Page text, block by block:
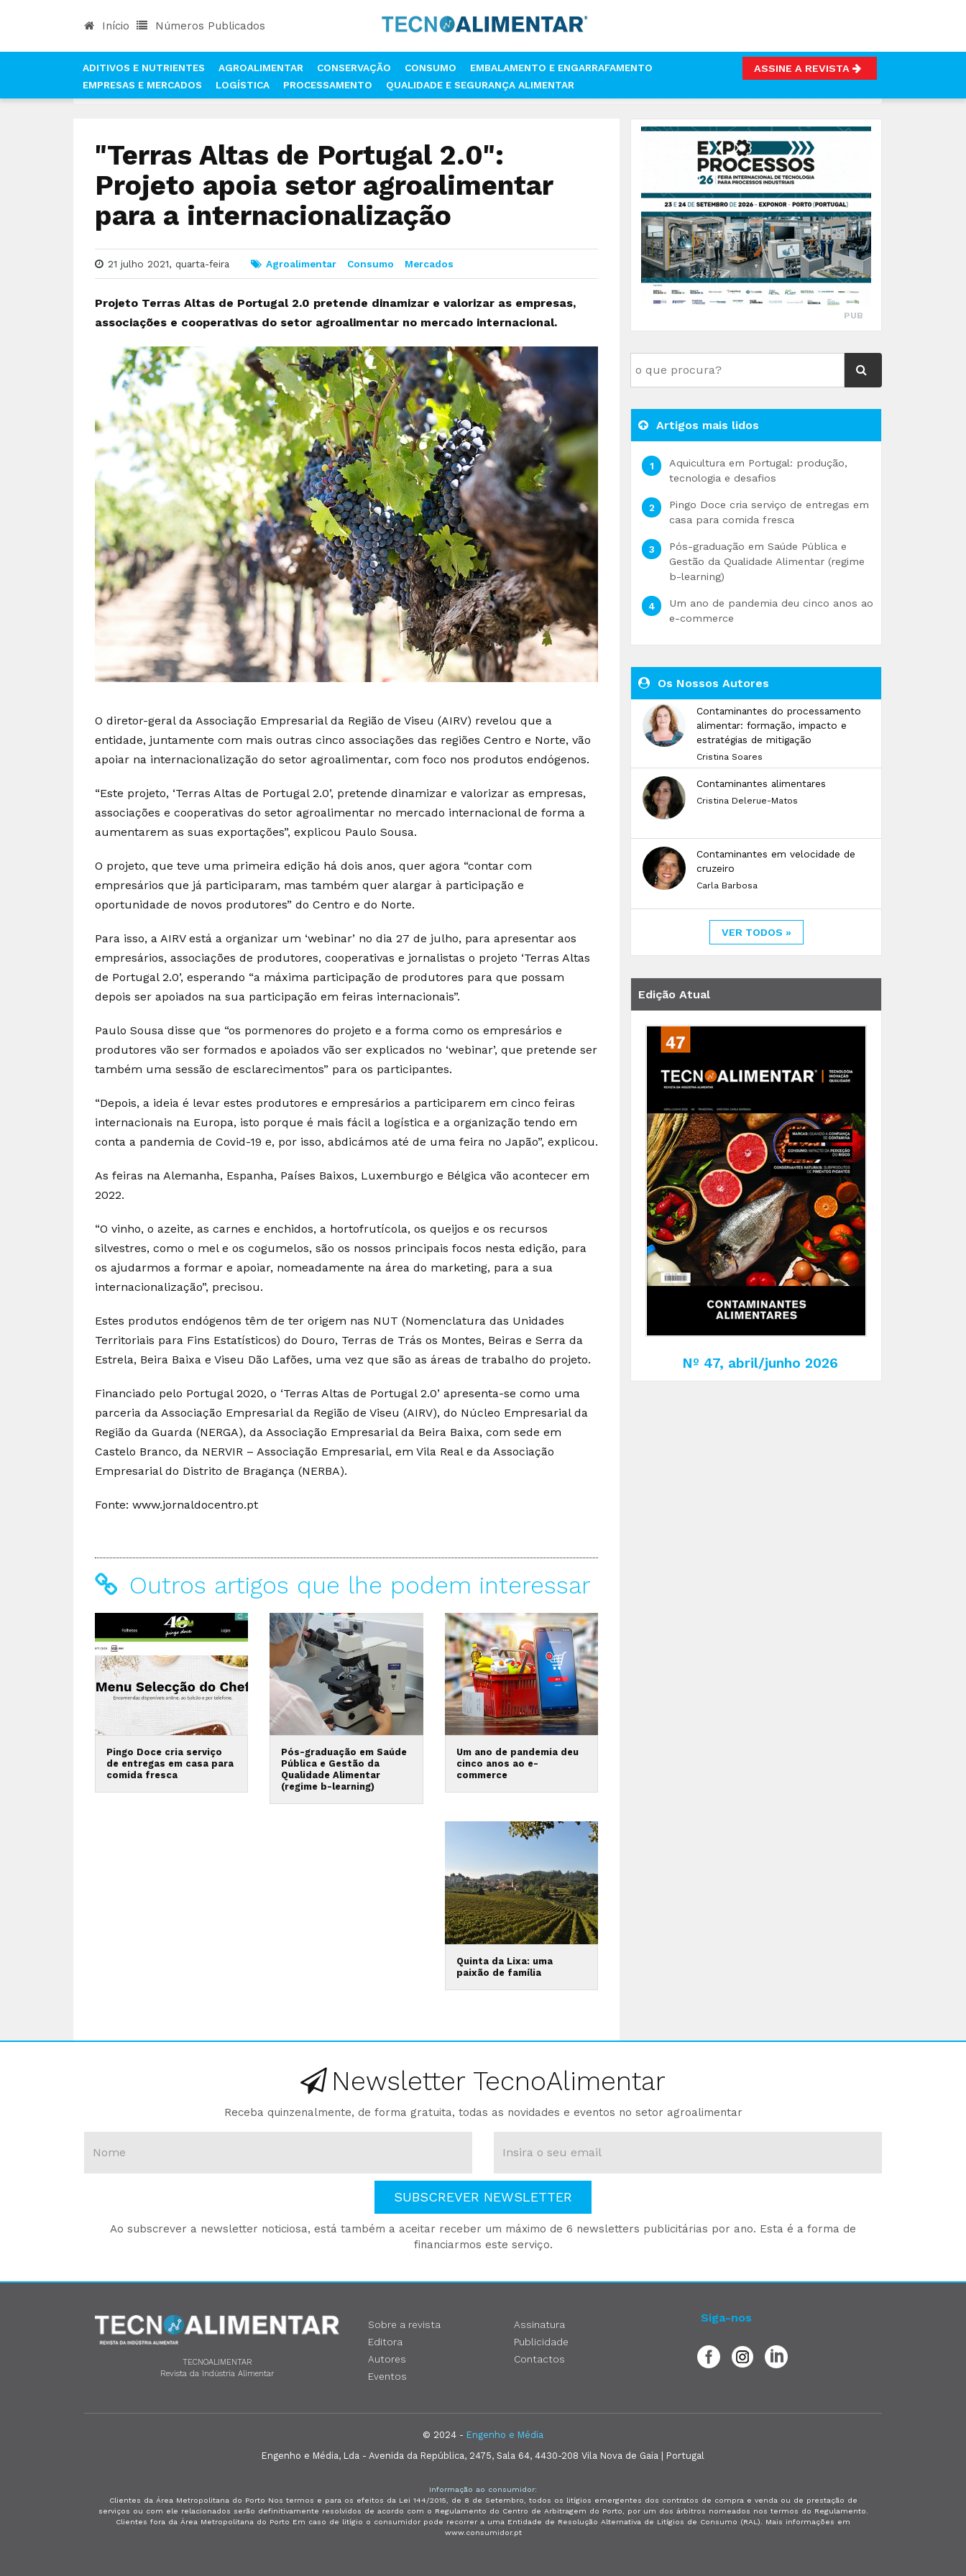
Início Números Publicados
ADITIVOS E NUTRIENTES AGROALIMENTAR CONSERVAÇÃO CONSUMO
EMBALAMENTO E ENGARRAFAMENTO
EMPRESAS E MERCADOS
LOGÍSTICA PROCESSAMENTO QUALIDADE E SEGURANÇA ALIMENTAR
ASSINE A REVISTA
"TERRAS ALTAS DE PORTUGAL 2.0": PROJETO APOIA SETOR AGROALIMENTAR PARA A INTERNACIONALIZAÇÃO
"Terras Altas de Portugal 2.0":
Projeto apoia setor agroalimentar
para a internacionalização
21 julho 2021, quarta-feira Agroalimentar Consumo Mercados
Projeto Terras Altas de Portugal 2.0 pretende dinamizar e valorizar as empresas,
associações e cooperativas do setor agroalimentar no mercado internacional.
O diretor-geral da Associação Empresarial da Região de Viseu (AIRV) revelou que a
entidade, juntamente com mais outras cinco associações das regiões Centro e Norte, vão
apoiar na internacionalização do setor agroalimentar, com foco nos produtos endógenos.
“Este projeto, ‘Terras Altas de Portugal 2.0’, pretende dinamizar e valorizar as empresas,
associações e cooperativas do setor agroalimentar no mercado internacional de forma a
aumentarem as suas exportações”, explicou Paulo Sousa.
O projeto, que teve uma primeira edição há dois anos, quer agora “contar com
empresários que já participaram, mas também quer alargar à participação e
oportunidade de novos produtores” do Centro e do Norte.
Para isso, a AIRV está a organizar um ‘webinar’ no dia 27 de julho, para apresentar aos
empresários, associações de produtores, cooperativas e jornalistas o projeto ‘Terras Altas
de Portugal 2.0’, esperando “a máxima participação de produtores para que possam
depois ser apoiados na sua participação em feiras internacionais”.
Paulo Sousa disse que “os pormenores do projeto e a forma como os empresários e
produtores vão ser formados e apoiados vão ser explicados no ‘webinar’, que pretende ser
também uma sessão de esclarecimentos” para os participantes.
“Depois, a ideia é levar estes produtores e empresários a participarem em cinco feiras
internacionais na Europa, isto porque é mais fácil a logística e a organização tendo em
conta a pandemia de Covid-19 e, por isso, abdicámos até de uma feira no Japão”, explicou.
As feiras na Alemanha, Espanha, Países Baixos, Luxemburgo e Bélgica vão acontecer em
2022.
“O vinho, o azeite, as carnes e enchidos, a hortofrutícola, os queijos e os recursos
silvestres, como o mel e os cogumelos, são os nossos principais focos nesta edição, para
os ajudarmos a formar e apoiar, nomeadamente na área do marketing, para a sua
internacionalização”, precisou.
Estes produtos endógenos têm de ter origem nas NUT (Nomenclatura das Unidades
Territoriais para Fins Estatísticos) do Douro, Terras de Trás os Montes, Beiras e Serra da
Estrela, Beira Baixa e Viseu Dão Lafões, uma vez que são as áreas de trabalho do projeto.
Financiado pelo Portugal 2020, o ‘Terras Altas de Portugal 2.0’ apresenta-se como uma
parceria da Associação Empresarial da Região de Viseu (AIRV), do Núcleo Empresarial da
Região da Guarda (NERGA), da Associação Empresarial da Beira Baixa, com sede em
Castelo Branco, da NERVIR – Associação Empresarial, em Vila Real e da Associação
Empresarial do Distrito de Bragança (NERBA).
Fonte: www.jornaldocentro.pt
Outros artigos que lhe podem interessar
Pingo Doce cria serviço
de entregas em casa para
comida fresca
Pós-graduação em Saúde
Pública e Gestão da
Qualidade Alimentar
(regime b-learning)
Um ano de pandemia deu
cinco anos ao e-
commerce
Quinta da Lixa: uma
paixão de família
PUB
Artigos mais lidos
Aquicultura em Portugal: produção,
tecnologia e desafios
Pingo Doce cria serviço de entregas em
casa para comida fresca
Pós-graduação em Saúde Pública e
Gestão da Qualidade Alimentar (regime
b-learning)
Um ano de pandemia deu cinco anos ao
e-commerce
Os Nossos Autores
Contaminantes do processamento
alimentar: formação, impacto e
estratégias de mitigação
Cristina Soares
Contaminantes alimentares
Cristina Delerue-Matos
Contaminantes em velocidade de
cruzeiro
Carla Barbosa
VER TODOS »
Edição Atual
Nº 47, abril/junho 2026
Newsletter TecnoAlimentar
Receba quinzenalmente, de forma gratuita, todas as novidades e eventos no setor agroalimentar
SUBSCREVER NEWSLETTER
Ao subscrever a newsletter noticiosa, está também a aceitar receber um máximo de 6 newsletters publicitárias por ano. Esta é a forma de
financiarmos este serviço.
TECNOALIMENTAR
Revista da Indústria Alimentar
Sobre a revista
Editora
Autores
Eventos
Assinatura
Publicidade
Contactos
Siga-nos
© 2024 - Engenho e Média
Engenho e Média, Lda - Avenida da República, 2475, Sala 64, 4430-208 Vila Nova de Gaia | Portugal
Informação ao consumidor:
Clientes da Área Metropolitana do Porto Nos termos e para os efeitos da Lei 144/2015, de 8 de Setembro, todos os litígios emergentes dos contratos de compra e venda ou de prestação de
serviços ou com ele relacionados serão definitivamente resolvidos de acordo com o Regulamento do Centro de Arbitragem do Porto, por um dos árbitros nomeados nos termos do Regulamento.
Clientes fora da Área Metropolitana do Porto Em caso de litígio o consumidor pode recorrer a uma Entidade de Resolução Alternativa de Litígios de Consumo (RAL). Mais informações em
www.consumidor.pt